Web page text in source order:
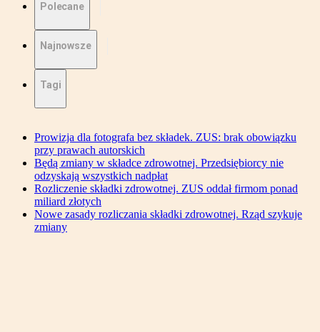
Polecane
Najnowsze
Tagi
Prowizja dla fotografa bez składek. ZUS: brak obowiązku
przy prawach autorskich
Będą zmiany w składce zdrowotnej. Przedsiębiorcy nie
odzyskają wszystkich nadpłat
Rozliczenie składki zdrowotnej. ZUS oddał firmom ponad
miliard złotych
Nowe zasady rozliczania składki zdrowotnej. Rząd szykuje
zmiany